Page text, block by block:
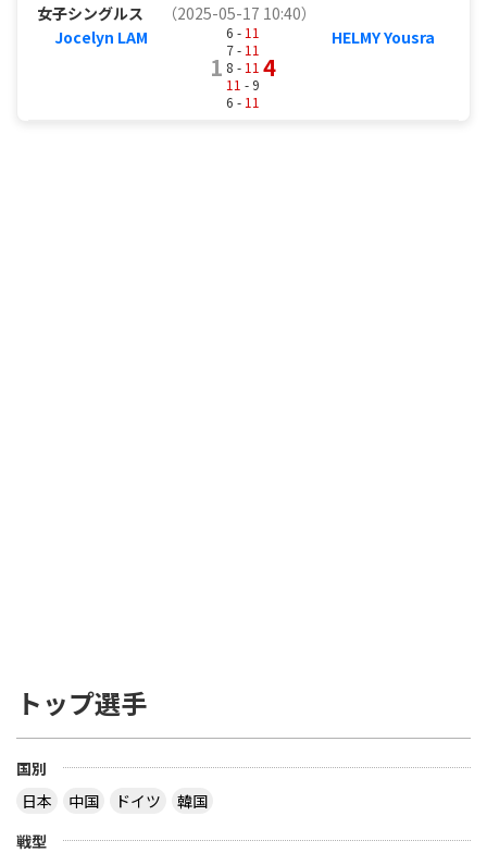
女子シングルス
（2025-05-17 10:40）
Jocelyn LAM
1
6 - 11
7 - 11
8 - 11
11 - 9
6 - 11
4
HELMY Yousra
トップ選手
国別
日本
中国 ドイツ
韓国
戦型